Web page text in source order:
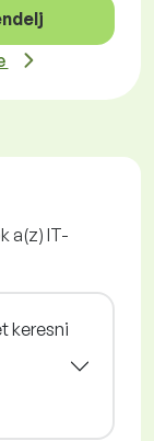
a(z) IT-
keresni